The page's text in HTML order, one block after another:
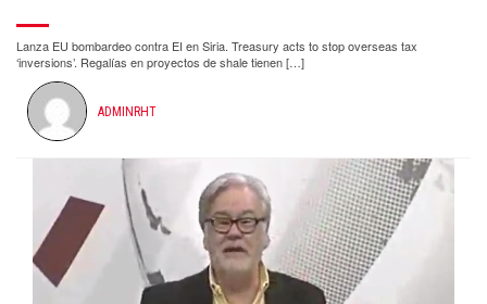
Lanza EU bombardeo contra EI en Siria. Treasury acts to stop overseas tax
‘inversions’. Regalías en proyectos de shale tienen […]
ADMINRHT